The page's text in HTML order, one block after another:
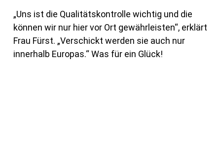
„Uns ist die Qualitätskontrolle wichtig und die
können wir nur hier vor Ort gewährleisten“, erklärt
Frau Fürst. „Verschickt werden sie auch nur
innerhalb Europas.“ Was für ein Glück!